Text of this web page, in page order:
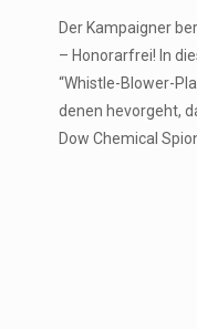
Der Kampaigner
– Honorarfrei! In
“Whistle-Blower-
denen hevorgeht,
Dow Chemical